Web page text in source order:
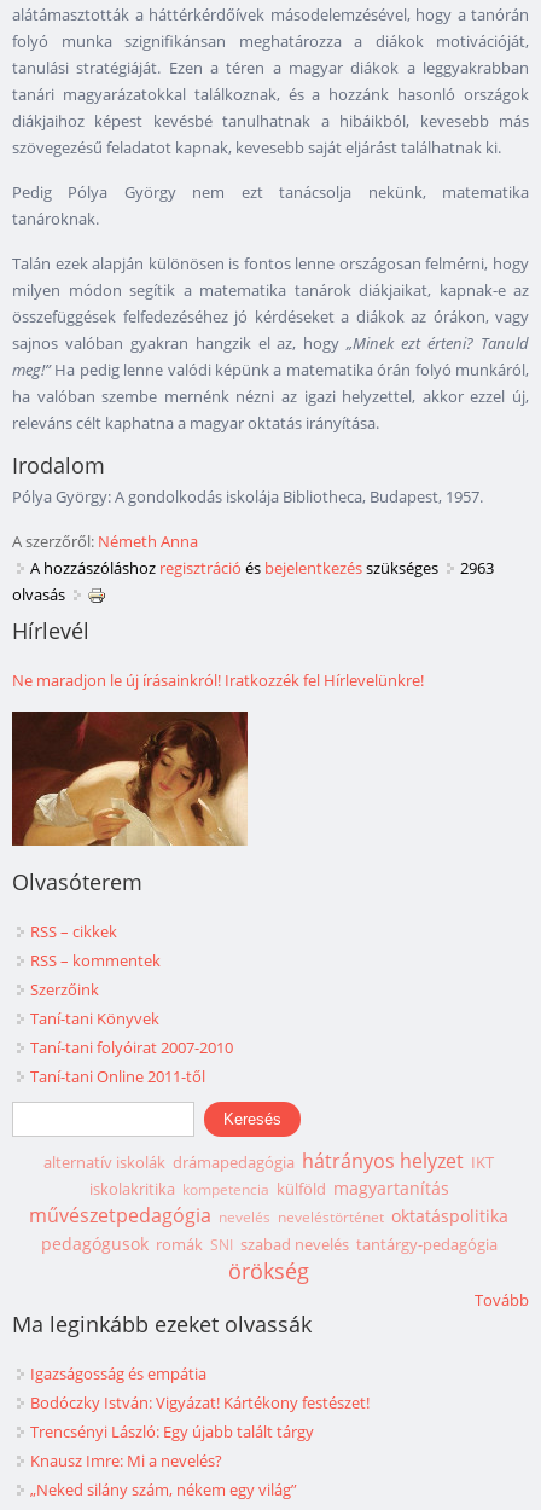
alátámasztották a háttérkérdőívek másodelemzésével, hogy a tanórán
folyó munka szignifikánsan meghatározza a diákok motivációját,
tanulási stratégiáját. Ezen a téren a magyar diákok a leggyakrabban
tanári magyarázatokkal találkoznak, és a hozzánk hasonló országok
diákjaihoz képest kevésbé tanulhatnak a hibáikból, kevesebb más
szövegezésű feladatot kapnak, kevesebb saját eljárást találhatnak ki.
Pedig Pólya György nem ezt tanácsolja nekünk, matematika
tanároknak.
Talán ezek alapján különösen is fontos lenne országosan felmérni, hogy
milyen módon segítik a matematika tanárok diákjaikat, kapnak-e az
összefüggések felfedezéséhez jó kérdéseket a diákok az órákon, vagy
sajnos valóban gyakran hangzik el az, hogy„Minek ezt érteni? Tanuld
meg!”Ha pedig lenne valódi képünk a matematika órán folyó munkáról,
ha valóban szembe mernénk nézni az igazi helyzettel, akkor ezzel új,
releváns célt kaphatna a magyar oktatás irányítása.
Irodalom
Pólya György: A gondolkodás iskolája Bibliotheca, Budapest, 1957.
A szerzőről: Németh Anna
A hozzászóláshoz regisztráció és bejelentkezésszükséges
2963
olvasás
Hírlevél
Ne maradjon le új írásainkról! Iratkozzék fel Hírlevelünkre!
Olvasóterem
RSS – cikkek
RSS – kommentek
Szerzőink
Taní-tani Könyvek
Taní-tani folyóirat 2007-2010
Taní-tani Online 2011-től
Keresés űrlap
Keresés
alternatív iskolák drámapedagógia hátrányos helyzet IKT
iskolakritika kompetencia külföld magyartanítás
művészetpedagógia nevelés neveléstörténet oktatáspolitika
pedagógusok romák SNI szabad nevelés tantárgy-pedagógia
örökség
Tovább
Ma leginkább ezeket olvassák
Igazságosság és empátia
Bodóczky István: Vigyázat! Kártékony festészet!
Trencsényi László: Egy újabb talált tárgy
Knausz Imre: Mi a nevelés?
„Neked silány szám, nékem egy világ”